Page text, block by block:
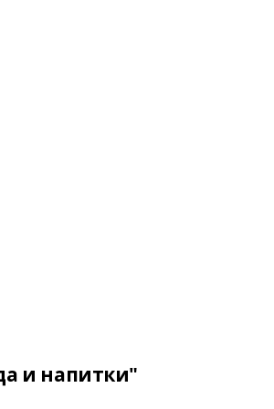
и напитки"